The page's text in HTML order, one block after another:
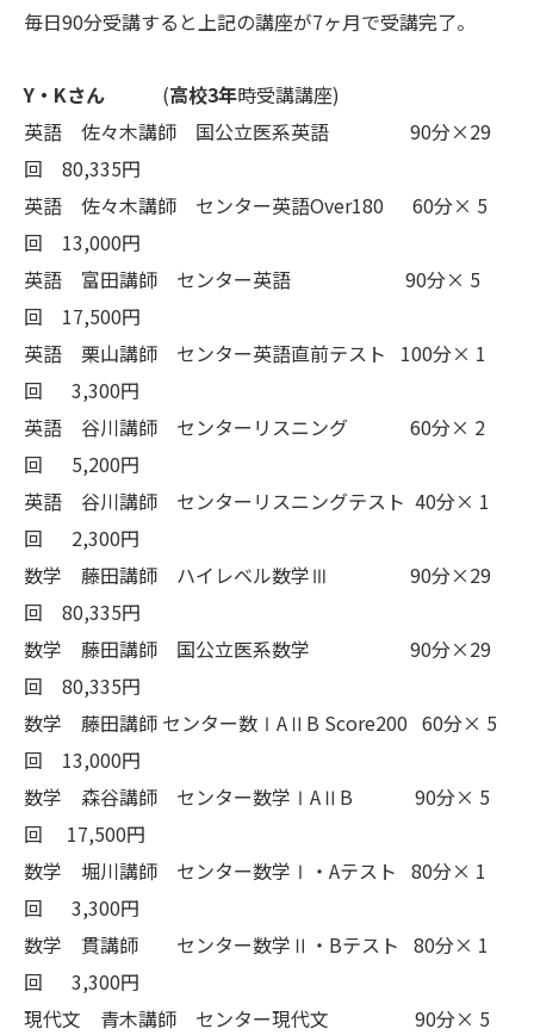
毎日90分受講すると上記の講座が7ヶ月で受講完了。
Y・Kさん (高校3年時受講講座)
英語 佐々木講師 国公立医系英語 90分×29
回 80,335円
英語 佐々木講師 センター英語Over180 60分× 5
回 13,000円
英語 富田講師 センター英語 90分× 5
回 17,500円
英語 栗山講師 センター英語直前テスト 100分× 1
回 3,300円
英語 谷川講師 センターリスニング 60分× 2
回 5,200円
英語 谷川講師 センターリスニングテスト 40分× 1
回 2,300円
数学 藤田講師 ハイレベル数学Ⅲ 90分×29
回 80,335円
数学 藤田講師 国公立医系数学 90分×29
回 80,335円
数学 藤田講師 センター数ⅠAⅡB Score200 60分× 5
回 13,000円
数学 森谷講師 センター数学ⅠAⅡB 90分× 5
回 17,500円
数学 堀川講師 センター数学Ⅰ・Aテスト 80分× 1
回 3,300円
数学 貫講師 センター数学Ⅱ・Bテスト 80分× 1
回 3,300円
現代文 青木講師 センター現代文 90分× 5